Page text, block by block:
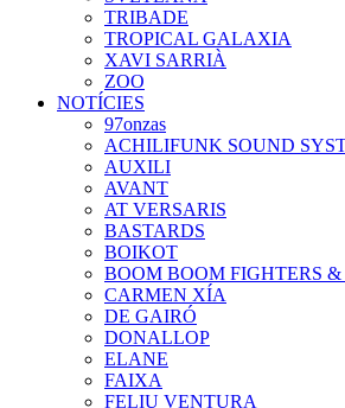
TRIBADE
TROPICAL GALAXIA
XAVI SARRIÀ
ZOO
NOTÍCIES
97onzas
ACHILIFUNK SOUND
AUXILI
AVANT
AT VERSARIS
BASTARDS
BOIKOT
BOOM BOOM FIGHTERS
CARMEN XÍA
DE GAIRÓ
DONALLOP
ELANE
FAIXA
FELIU VENTURA